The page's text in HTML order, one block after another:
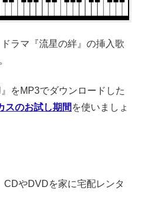
ラマ『流星の絆』の挿入歌
をMP3でダウンロードした
スのお試し期間 を使いましょ
CDやDVDを家に宅配レンタ